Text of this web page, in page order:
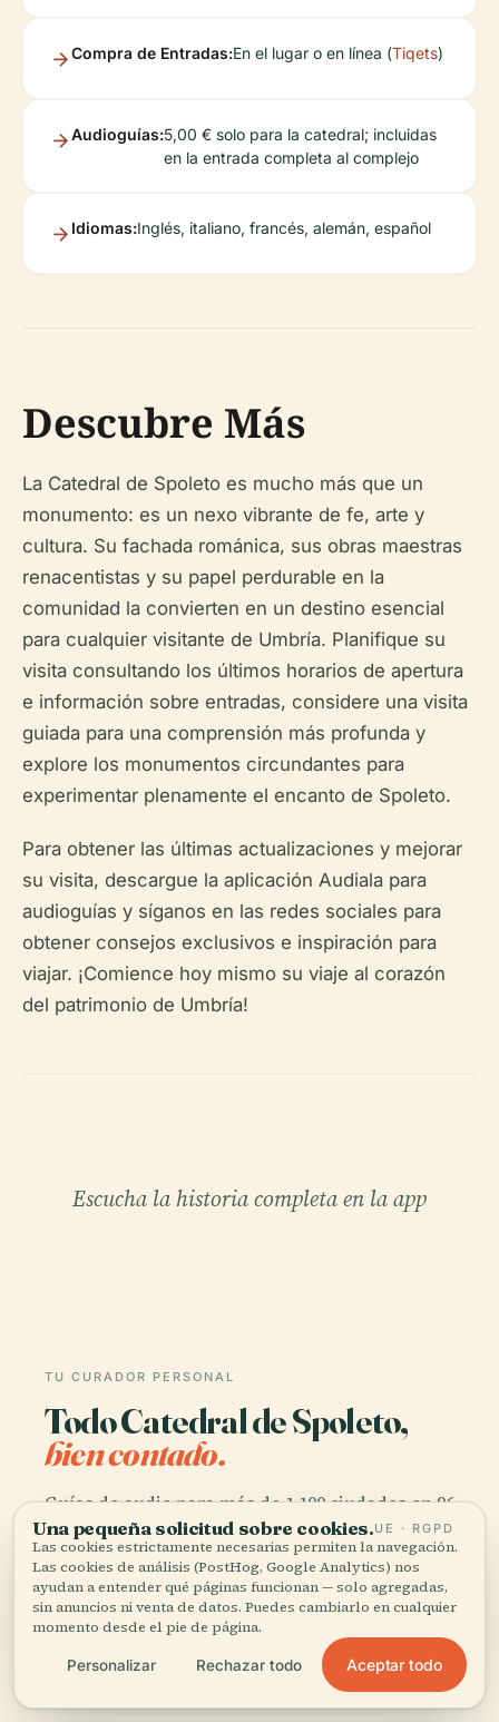
Compra de Entradas:En el lugar o en línea (Tiqets)
Audioguías:5,00 € solo para la catedral; incluidas
en la entrada completa al complejo
Idiomas:Inglés, italiano, francés, alemán, español
Descubre Más
La Catedral de Spoleto es mucho más que un
monumento: es un nexo vibrante de fe, arte y
cultura. Su fachada románica, sus obras maestras
renacentistas y su papel perdurable en la
comunidad la convierten en un destino esencial
para cualquier visitante de Umbría. Planifique su
visita consultando los últimos horarios de apertura
e información sobre entradas, considere una visita
guiada para una comprensión más profunda y
explore los monumentos circundantes para
experimentar plenamente el encanto de Spoleto.
Para obtener las últimas actualizaciones y mejorar
su visita, descargue la aplicación Audiala para
audioguías y síganos en las redes sociales para
obtener consejos exclusivos e inspiración para
viajar. ¡Comience hoy mismo su viaje al corazón
del patrimonio de Umbría!
Escucha la historia completa en la app
TU CURADOR PERSONAL
Todo Catedral de Spoleto,
bien contado.
Guías de audio para más de 1.100 ciudades en 96
países. Historia, relatos y conocimiento local —
disponibles sin conexión.
Descargar la app
Una pequeña solicitud sobre cookies.UE · RGPD
Las cookies estrictamente necesarias permiten la navegación.
Las cookies de análisis (PostHog, Google Analytics) nos
ayudan a entender qué páginas funcionan — solo agregadas,
sin anuncios ni venta de datos. Puedes cambiarlo en cualquier
momento desde el pie de página.
Personalizar Rechazar todo Aceptar todo